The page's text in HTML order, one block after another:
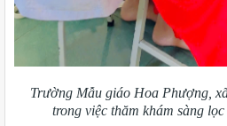
Trường Mẫu giáo Hoa Phượng,
trong việc thăm khám sàng